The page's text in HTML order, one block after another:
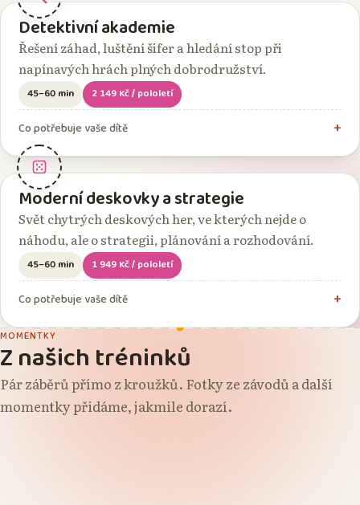
Detektivní akademie
Řešení záhad, luštění šifer a hledání stop při
napínavých hrách plných dobrodružství.
45–60 min 2 149 Kč / pololetí
Co potřebuje vaše dítě
Moderní deskovky a strategie
Svět chytrých deskových her, ve kterých nejde o
náhodu, ale o strategii, plánování a rozhodování.
45–60 min 1 949 Kč / pololetí
Co potřebuje vaše dítě
MOMENTKY
Z našich tréninků
Pár záběrů přímo z kroužků. Fotky ze závodů a další
momentky přidáme, jakmile dorazí.